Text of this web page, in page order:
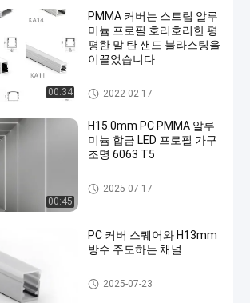
00:34
PMMA 커버는 스트립 알루
미늄 프로필 호리호리한 평
평한 말 탄 샌드 블라스팅을
이끌었습니다
지도된 지구 알루미늄 단면도
2022-02-17
00:45
H15.0mm PC PMMA 알루
미늄 합금 LED 프로필 가구
조명 6063 T5
지도된 지구 알루미늄 단면도
2025-07-17
PC 커버 스퀘어와 H13mm
방수 주도하는 채널
방수 LED 채널
2025-07-23